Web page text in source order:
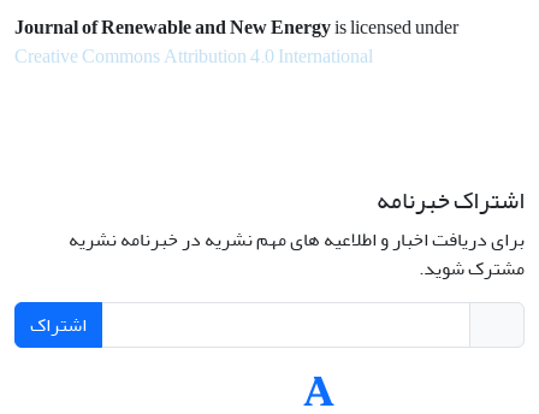
Journal of Renewable and New Energyis licensed under
Creative Commons Attribution 4.0 International
اشتراک خبرنامه
برای دریافت اخبار و اطلاعیه های مهم نشریه در خبرنامه نشریه
مشترک شوید.
اشتراک